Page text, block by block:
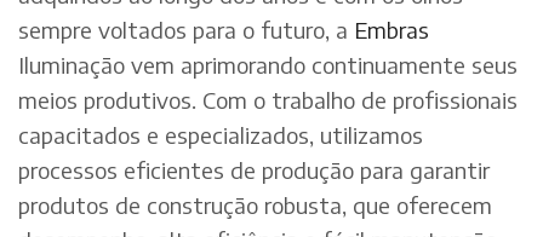
sempre voltados para o futuro, a Embras
Iluminação vem aprimorando continuamente seus
meios produtivos. Com o trabalho de profissionais
capacitados e especializados, utilizamos
processos eficientes de produção para garantir
produtos de construção robusta, que oferecem